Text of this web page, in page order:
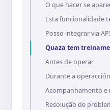
O que hacer se
Esta funcionalidade
Posso integrar via
Quaza tem
Antes de operar
Durante a operacción
Acompanhamento e
Resolução de